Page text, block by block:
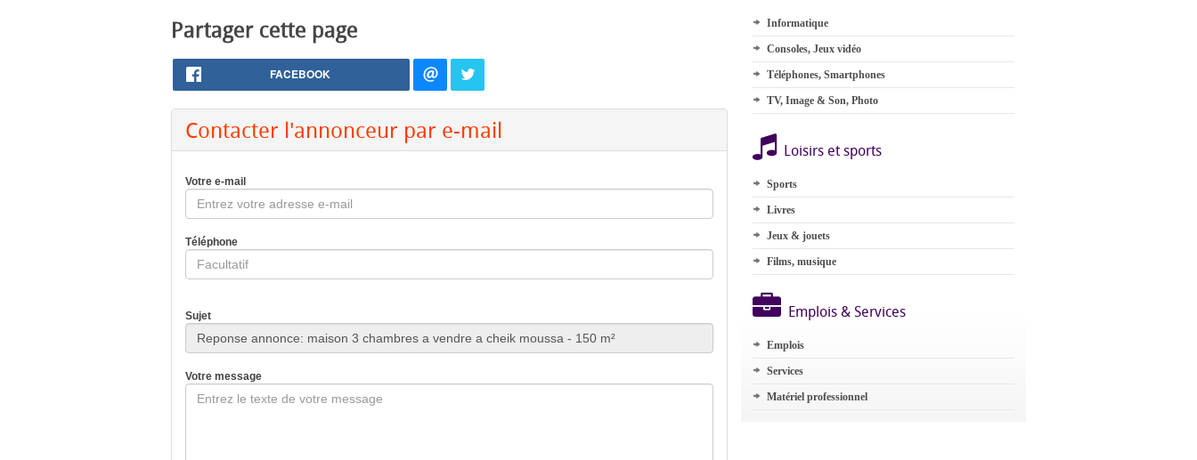
Partager cette page
FACEBOOK
Contacter l'annonceur par e-mail
Votre e-mail
Téléphone
Sujet
Votre message
Informatique
Consoles, Jeux vidéo
Téléphones, Smartphones
TV, Image & Son, Photo
Loisirs et sports
Sports
Livres
Jeux & jouets
Films, musique
Emplois & Services
Emplois
Services
Matériel professionnel